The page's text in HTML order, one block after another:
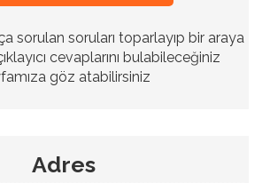
sorulan soruları toparlayıp bir araya
cevaplarını bulabileceğiniz
göz atabilirsiniz
Adres